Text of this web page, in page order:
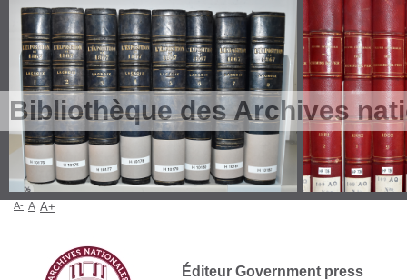
Bibliothèque des Archives
Éditeur Government press
A- A A+